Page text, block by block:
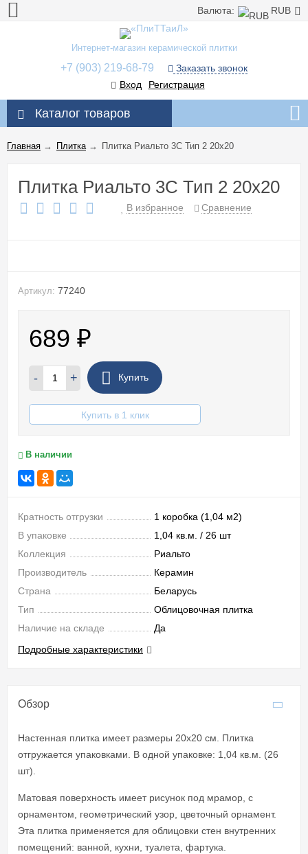
Валюта: RUB
Интернет-магазин керамической плитки
+7 (903) 219-68-79
Заказать звонок
Вход
Регистрация
Каталог товаров
Главная → Плитка→ Плитка Риальто 3С Тип 2 20x20
Плитка Риальто 3С Тип 2 20x20
В избранное Сравнение
Артикул: 77240
689 ₽
- + Купить
Купить в 1 клик
В наличии
Кратность отгрузки
1 коробка (1,04 м2)
В упаковке
1,04 кв.м. / 26 шт
Коллекция
Риальто
Производитель
Керамин
Страна
Беларусь
Тип
Облицовочная плитка
Наличие на складе
Да
Подробные характеристики
Обзор
Настенная плитка имеет размеры 20x20 см. Плитка
отгружается упаковками. В одной упаковке: 1,04 кв.м. (26
шт).
Матовая поверхность имеет рисунок под мрамор, с
орнаментом, геометрический узор, цветочный орнамент.
Эта плитка применяется для облицовки стен внутренних
помещений: ванной, кухни, туалета, фартука.